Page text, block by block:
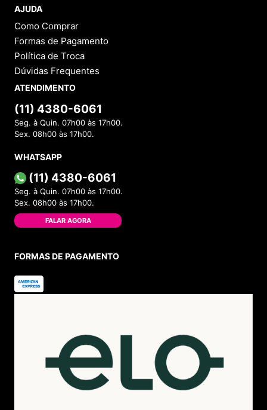
AJUDA
Como Comprar
Formas de Pagamento
Política de Troca
Dúvidas Frequentes
ATENDIMENTO
(11) 4380-6061
Seg. à Quin. 07h00 às 17h00.
Sex. 08h00 às 17h00.
WHATSAPP
(11) 4380-6061
Seg. à Quin. 07h00 às 17h00.
Sex. 08h00 às 17h00.
FALAR AGORA
FORMAS DE PAGAMENTO